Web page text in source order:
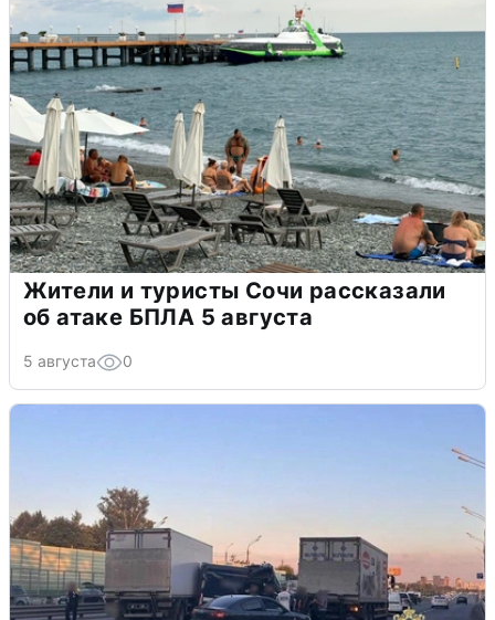
Жители и туристы Сочи рассказали
об атаке БПЛА 5 августа
5 августа 0